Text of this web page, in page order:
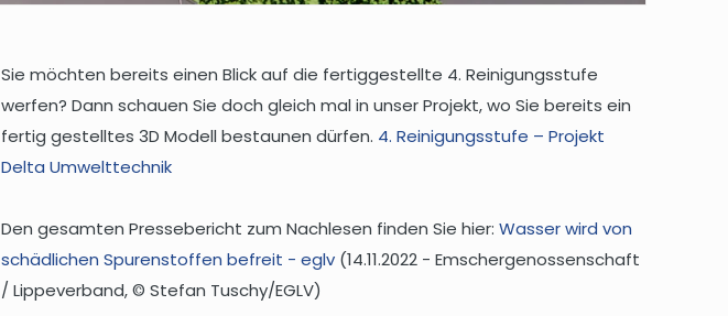
Sie möchten bereits einen Blick auf die fertiggestellte 4. Reinigungsstufe
werfen? Dann schauen Sie doch gleich mal in unser Projekt, wo Sie bereits ein
fertig gestelltes 3D Modell bestaunen dürfen. 4. Reinigungsstufe – Projekt
Delta Umwelttechnik
Den gesamten Pressebericht zum Nachlesen finden Sie hier: Wasser wird von
schädlichen Spurenstoffen befreit - eglv (14.11.2022 - Emschergenossenschaft
/ Lippeverband, © Stefan Tuschy/EGLV)